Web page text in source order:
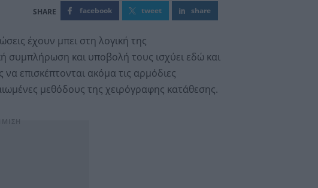
facebook tweet share
έχουν μπει στη λογική της
συμπλήρωση και υποβολή τους ισχύει εδώ και
να επισκέπτονται ακόμα τις αρμόδιες
μεθόδους της χειρόγραφης κατάθεσης.